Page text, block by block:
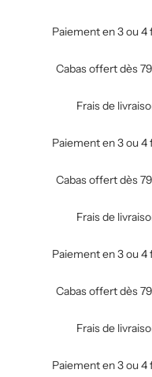
Paiement en 3 ou 4
Cabas offert dès
Frais de
Paiement en 3 ou 4
Cabas offert dès
Frais de
Paiement en 3 ou 4
Cabas offert dès
Frais de
Paiement en 3 ou 4